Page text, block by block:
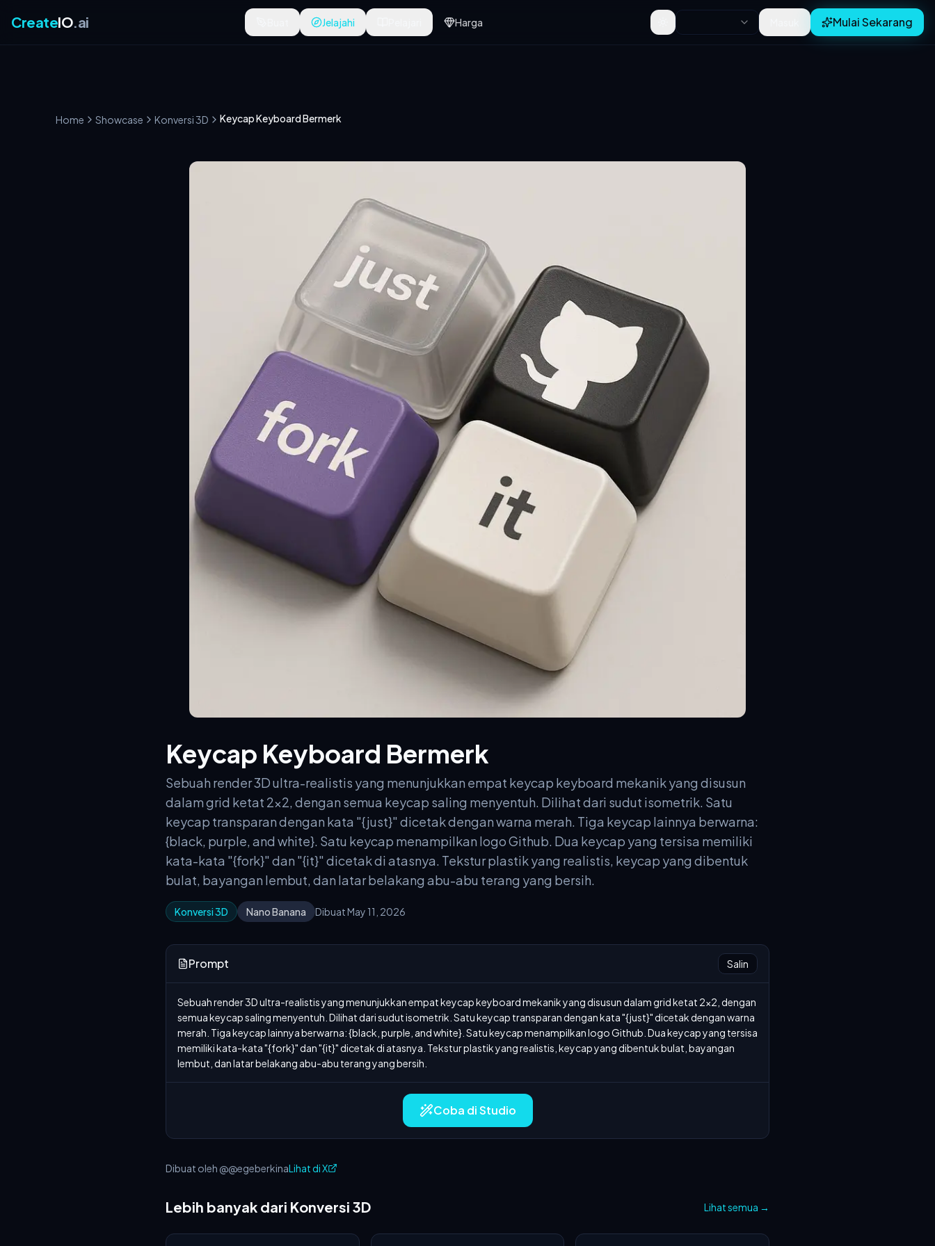
CreateIO.ai Jelajahi Harga Toggle theme Mulai Sekarang
Home Showcase Konversi 3D Keycap Keyboard Bermerk
Keycap Keyboard Bermerk
Sebuah render 3D ultra-realistis yang menunjukkan empat keycap keyboard mekanik yang disusun
dalam grid ketat 2x2, dengan semua keycap saling menyentuh. Dilihat dari sudut isometrik. Satu
keycap transparan dengan kata "{just}" dicetak dengan warna merah. Tiga keycap lainnya berwarna:
{black, purple, and white}. Satu keycap menampilkan logo Github. Dua keycap yang tersisa memiliki
kata-kata "{fork}" dan "{it}" dicetak di atasnya. Tekstur plastik yang realistis, keycap yang dibentuk
bulat, bayangan lembut, dan latar belakang abu-abu terang yang bersih.
Konversi 3D Nano Banana Dibuat May 11, 2026
Prompt Salin
Sebuah render 3D ultra-realistis yang menunjukkan empat keycap keyboard mekanik yang disusun dalam grid ketat 2x2, dengan
semua keycap saling menyentuh. Dilihat dari sudut isometrik. Satu keycap transparan dengan kata "{just}" dicetak dengan warna
merah. Tiga keycap lainnya berwarna: {black, purple, and white}. Satu keycap menampilkan logo Github. Dua keycap yang tersisa
memiliki kata-kata "{fork}" dan "{it}" dicetak di atasnya. Tekstur plastik yang realistis, keycap yang dibentuk bulat, bayangan
lembut, dan latar belakang abu-abu terang yang bersih.
Coba di Studio
Dibuat oleh @@egeberkinaLihat di X
Lebih banyak dari Konversi 3D Lihat semua →